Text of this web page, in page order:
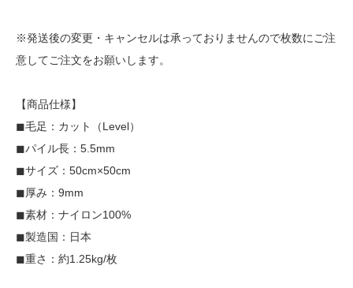
※発送後の変更・キャンセルは承っておりませんので枚数にご注
意してご注文をお願いします。
【商品仕様】
◼︎毛足：カット（Level）
◼︎パイル長：5.5mm
◼︎サイズ：50cm×50cm
◼︎厚み：9mm
◼︎素材：ナイロン100%
◼︎製造国：日本
◼︎重さ：約1.25kg/枚